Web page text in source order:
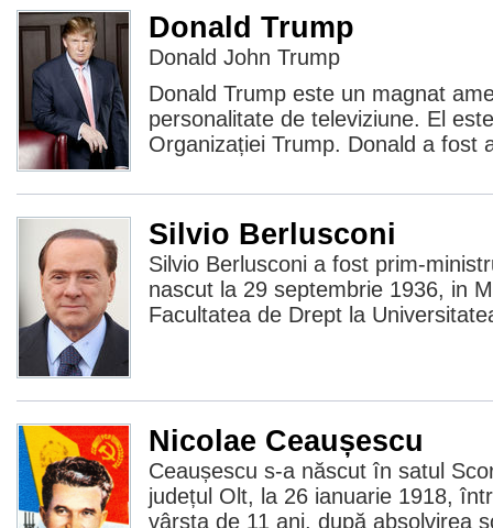
Donald Trump
Donald John Trump
Donald Trump este un magnat
personalitate de televiziune. El
Organizației Trump. Donald a fost
Silvio Berlusconi
Silvio Berlusconi a fost prim-
nascut la 29 septembrie 1936, in
Facultatea de Drept la
Nicolae Ceaușescu
Ceaușescu s-a născut în satul
județul Olt, la 26 ianuarie 1918,
vârsta de 11 ani, după absolvirea